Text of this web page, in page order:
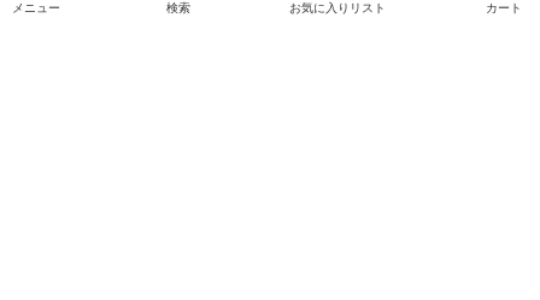
メニュー 検索 お気に入りリスト カート